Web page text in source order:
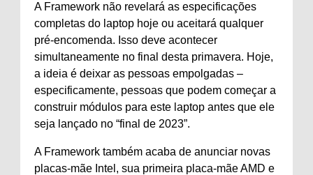
A Framework não revelará as especificações
completas do laptop hoje ou aceitará qualquer
pré-encomenda. Isso deve acontecer
simultaneamente no final desta primavera. Hoje,
a ideia é deixar as pessoas empolgadas –
especificamente, pessoas que podem começar a
construir módulos para este laptop antes que ele
seja lançado no “final de 2023”.
A Framework também acaba de anunciar novas
placas-mãe Intel, sua primeira placa-mãe AMD e